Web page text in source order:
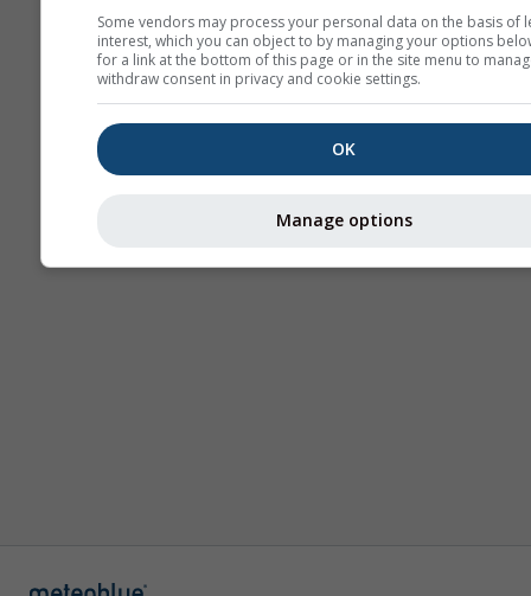
Some vendors may process your personal data on the basis of
interest, which you can object to by managing your options
for a link at the bottom of this page or in the site menu to
withdraw consent in privacy and cookie settings.
OK
Manage options